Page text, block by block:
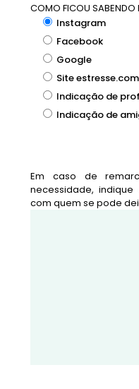
COMO FICOU SABENDO
Instagram
Facebook
Google
Site
Indicação de
Indicação de
Em caso de
necessidade,
com quem se pode